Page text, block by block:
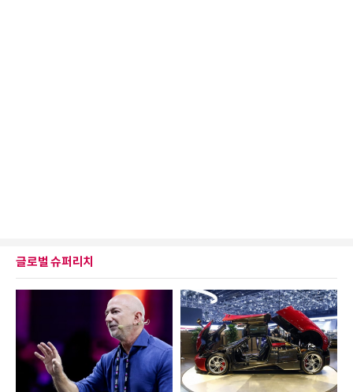
글로벌 슈퍼리치